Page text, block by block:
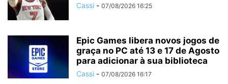
Cassi - 07/08/2026 16:25
Epic Games libera novos jogos de
graça no PC até 13 e 17 de Agosto
para adicionar à sua biblioteca
Cassi - 07/08/2026 16:17